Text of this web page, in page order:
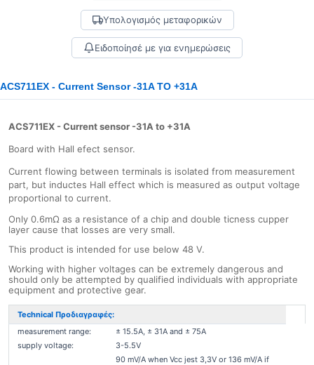
Υπολογισμός μεταφορικών
Ειδοποίησέ με για ενημερώσεις
ACS711EX - Current Sensor -31A TO +31A
ACS711EX - Current sensor -31A to +31A
Board with Hall efect sensor.
Current flowing between terminals is isolated from measurement
part, but inductes Hall effect which is measured as output voltage
proportional to current.
Only 0.6mΩ as a resistance of a chip and double ticness cupper
layer cause that losses are very small.
This product is intended for use below 48 V.
Working with higher voltages can be extremely dangerous and
should only be attempted by qualified individuals with appropriate
equipment and protective gear.
Technical Προδιαγραφές:
measurement range:
± 15.5A, ± 31A and ± 75A
supply voltage:
3-5.5V
90 mV/A when Vcc jest 3,3V or 136 mV/A if